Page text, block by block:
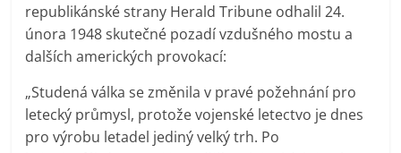
republikánské strany Herald Tribune odhalil 24.
února 1948 skutečné pozadí vzdušného mostu a
dalších amerických provokací:
„Studená válka se změnila v pravé požehnání pro
letecký průmysl, protože vojenské letectvo je dnes
pro výrobu letadel jediný velký trh. Po